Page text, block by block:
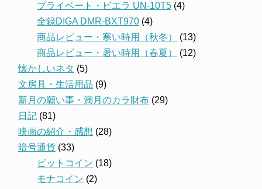
プライベート・ビエラ UN-10T5 (4)
全録DIGA DMR-BXT970 (4)
商品レビュー・寒い時用（秋冬）
(13)
商品レビュー・暑い時用（春夏）
(12)
懐かしいネタ (5)
文房具・生活用品 (9)
新月の願い事・満月のカラ財布 (29)
日記 (81)
映画の紹介・感想 (28)
暗号通貨 (33)
ビットコイン (18)
モナコイン (2)